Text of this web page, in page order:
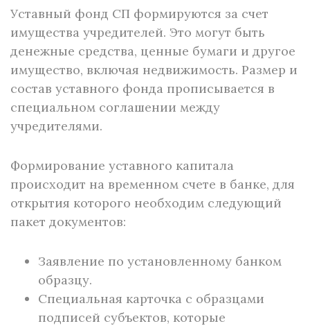
Уставный фонд СП формируются за счет
имущества учредителей. Это могут быть
денежные средства, ценные бумаги и другое
имущество, включая недвижимость. Размер и
состав уставного фонда прописывается в
специальном соглашении между
учредителями.
Формирование уставного капитала
происходит на временном счете в банке, для
открытия которого необходим следующий
пакет документов:
Заявление по установленному банком
образцу.
Специальная карточка с образцами
подписей субъектов, которые